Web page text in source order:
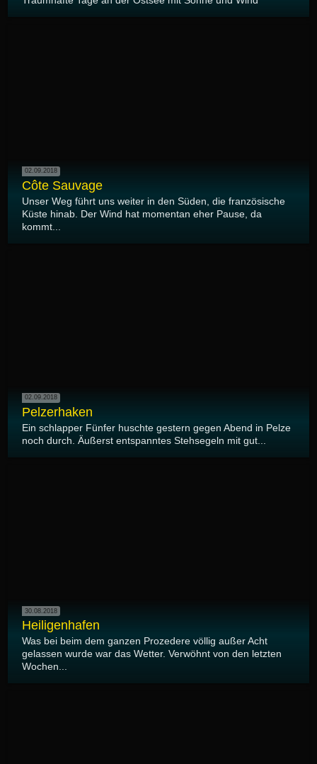
02.09.2018
Côte Sauvage
Unser Weg führt uns weiter in den Süden, die französische
Küste hinab. Der Wind hat momentan eher Pause, da
kommt...
02.09.2018
Pelzerhaken
Ein schlapper Fünfer huschte gestern gegen Abend in Pelze
noch durch. Äußerst entspanntes Stehsegeln mit gut...
30.08.2018
Heiligenhafen
Was bei beim dem ganzen Prozedere völlig außer Acht
gelassen wurde war das Wetter. Verwöhnt von den letzten
Wochen...